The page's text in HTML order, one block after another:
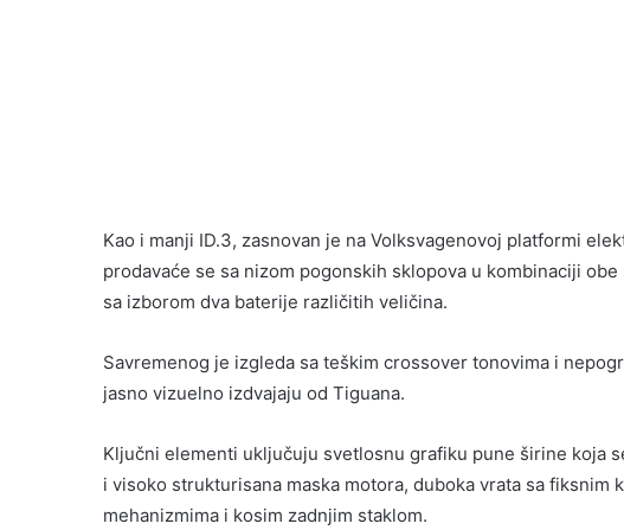
Kao i manji ID.3, zasnovan je na Volksvagenovoj platformi
prodavaće se sa nizom pogonskih sklopova u kombinaciji
sa izborom dva baterije različitih veličina.
Savremenog je izgleda sa teškim crossover tonovima i
jasno vizuelno izdvajaju od Tiguana.
Ključni elementi uključuju svetlosnu grafiku pune širine koja
i visoko strukturisana maska motora, duboka vrata sa fiksnim
mehanizmima i kosim zadnjim staklom.